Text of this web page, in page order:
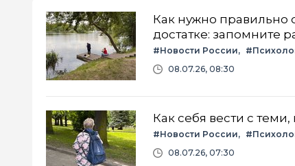
Как нужно правильно
достатке: запомните
#Новости России
08.07.26, 08:30
Как себя вести с
#Новости России
08.07.26, 07:30